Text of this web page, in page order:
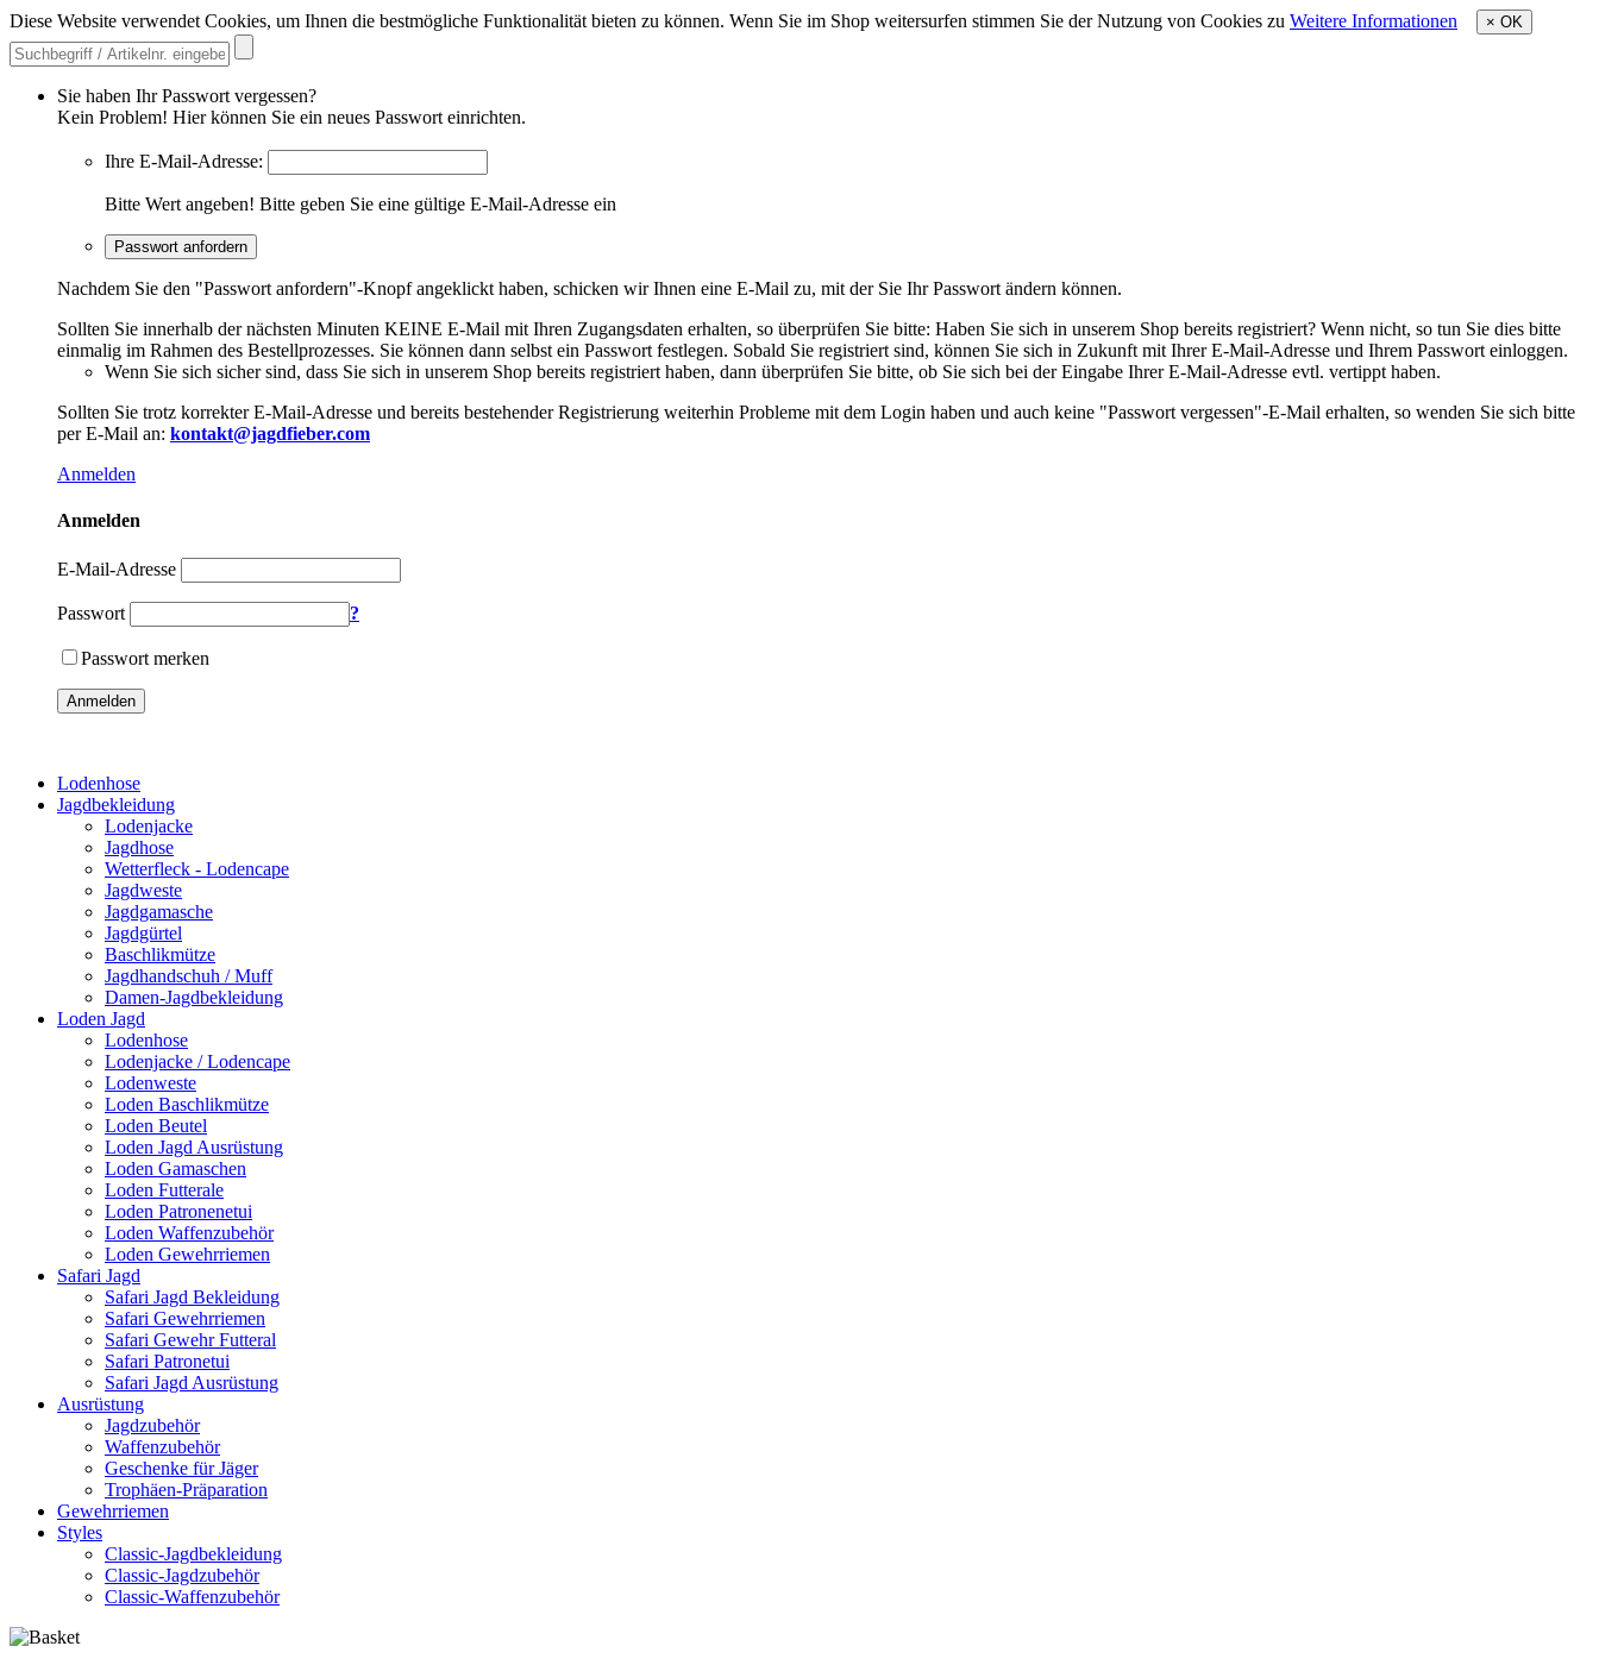
Diese Website verwendet Cookies, um Ihnen die bestmögliche Funktionalität bieten zu können. Wenn Sie im Shop weitersurfen stimmen Sie der Nutzung von Cookies zu Weitere Informationen × OK
Sie haben Ihr Passwort vergessen?
Kein Problem! Hier können Sie ein neues Passwort einrichten.
Ihre E-Mail-Adresse:
Bitte Wert angeben! Bitte geben Sie eine gültige E-Mail-Adresse ein
Passwort anfordern
Nachdem Sie den "Passwort anfordern"-Knopf angeklickt haben, schicken wir Ihnen eine E-Mail zu, mit der Sie Ihr Passwort ändern können.
Sollten Sie innerhalb der nächsten Minuten KEINE E-Mail mit Ihren Zugangsdaten erhalten, so überprüfen Sie bitte: Haben Sie sich in unserem Shop bereits registriert? Wenn nicht, so tun Sie dies bitte
einmalig im Rahmen des Bestellprozesses. Sie können dann selbst ein Passwort festlegen. Sobald Sie registriert sind, können Sie sich in Zukunft mit Ihrer E-Mail-Adresse und Ihrem Passwort einloggen.
Wenn Sie sich sicher sind, dass Sie sich in unserem Shop bereits registriert haben, dann überprüfen Sie bitte, ob Sie sich bei der Eingabe Ihrer E-Mail-Adresse evtl. vertippt haben.
Sollten Sie trotz korrekter E-Mail-Adresse und bereits bestehender Registrierung weiterhin Probleme mit dem Login haben und auch keine "Passwort vergessen"-E-Mail erhalten, so wenden Sie sich bitte
per E-Mail an: kontakt@jagdfieber.com
Anmelden
Anmelden
E-Mail-Adresse
Passwort ?
Passwort merken
Anmelden
Lodenhose
Jagdbekleidung
Lodenjacke
Jagdhose
Wetterfleck - Lodencape
Jagdweste
Jagdgamasche
Jagdgürtel
Baschlikmütze
Jagdhandschuh / Muff
Damen-Jagdbekleidung
Loden Jagd
Lodenhose
Lodenjacke / Lodencape
Lodenweste
Loden Baschlikmütze
Loden Beutel
Loden Jagd Ausrüstung
Loden Gamaschen
Loden Futterale
Loden Patronenetui
Loden Waffenzubehör
Loden Gewehrriemen
Safari Jagd
Safari Jagd Bekleidung
Safari Gewehrriemen
Safari Gewehr Futteral
Safari Patronetui
Safari Jagd Ausrüstung
Ausrüstung
Jagdzubehör
Waffenzubehör
Geschenke für Jäger
Trophäen-Präparation
Gewehrriemen
Styles
Classic-Jagdbekleidung
Classic-Jagdzubehör
Classic-Waffenzubehör